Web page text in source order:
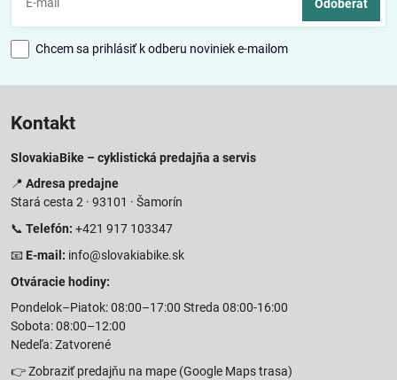
Odoberať
Chcem sa prihlásiť k odberu noviniek e-mailom
Kontakt
SlovakiaBike – cyklistická predajňa a servis
📍 Adresa predajne
Stará cesta 2 · 93101 · Šamorín
📞 Telefón: +421 917 103347
📧 E-mail: info@slovakiabike.sk
Otváracie hodiny:
Pondelok–Piatok: 08:00–17:00 Streda 08:00-16:00
Sobota: 08:00–12:00
Nedeľa: Zatvorené
👉Zobraziť predajňu na mape (Google Maps trasa)